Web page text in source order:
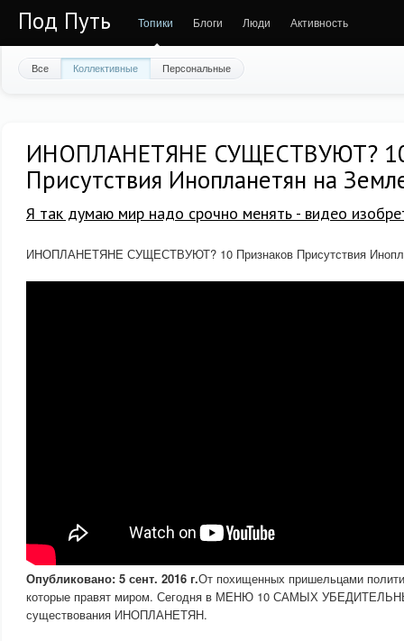
Под Путь Топики Блоги Люди Активность
Все Коллективные Персональные
ИНОПЛАНЕТЯНЕ СУЩЕСТВУЮТ?
Присутствия Инопланетян на
Я так думаю мир надо срочно менять - видео
ИНОПЛАНЕТЯНЕ СУЩЕСТВУЮТ? 10 Признаков Присутствия
Опубликовано: 5 сент. 2016 г.От похищенных пришельцами
которые правят миром. Сегодня в МЕНЮ 10 САМЫХ
существования ИНОПЛАНЕТЯН.